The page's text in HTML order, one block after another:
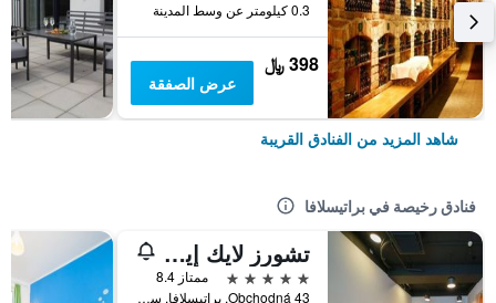
0.3 كيلومتر عن وسط المدينة
398 ﷼
عرض الصفقة
شاهد المزيد من الفنادق القريبة
فنادق رخيصة في براتيسلافا
تشورز لايك إيه هوتل | كابسولا آن ارا ارتي بوتيك هوستل براتيسلافا | سيتي سنتر
5 نجوم
ممتاز 8.4
43 Obchodná, براتيسلافا, سلوفاكيا